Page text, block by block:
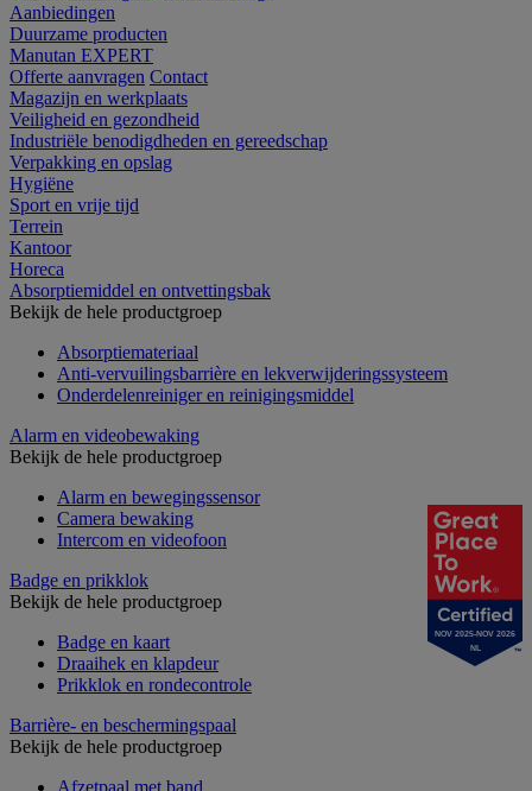
Aanbiedingen
Duurzame producten
Manutan EXPERT
Offerte aanvragen Contact
Magazijn en werkplaats
Veiligheid en gezondheid
Industriële benodigdheden en gereedschap
Verpakking en opslag
Hygiëne
Sport en vrije tijd
Terrein
Kantoor
Horeca
Absorptiemiddel en ontvettingsbak
Bekijk de hele productgroep
Absorptiemateriaal
Anti-vervuilingsbarrière en lekverwijderingssysteem
Onderdelenreiniger en reinigingsmiddel
Alarm en videobewaking
Bekijk de hele productgroep
Alarm en bewegingssensor
Camera bewaking
Intercom en videofoon
Badge en prikklok
Bekijk de hele productgroep
Badge en kaart
Draaihek en klapdeur
Prikklok en rondecontrole
Barrière- en beschermingspaal
Bekijk de hele productgroep
Afzetpaal met band
NOV 2025-NOV 2026
NL